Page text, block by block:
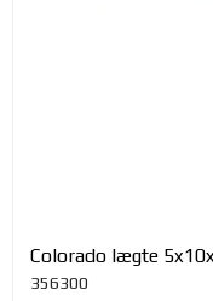
Colorado lægte
356300